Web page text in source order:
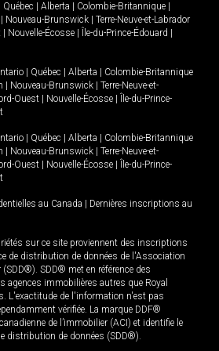
Québec Alberta Colombie-Britannique
Nouveau-Brunswick
Terre-Neuve-et-Labrador
Nouvelle-Écosse Île-du-Prince-Édouard
Québec Alberta
Colombie-Britannique
Nouveau-Brunswick
Terre-Neuve-et-
Ouest Nouvelle-Écosse
Île-du-Prince-
Québec Alberta
Colombie-Britannique
Nouveau-Brunswick
Terre-Neuve-et-
Ouest Nouvelle-Écosse
Île-du-Prince-
au Canada
Dernières inscriptions au
sur ce site proviennent des inscriptions
de distribution de données de l'Association
SDD® met en référence des
agences immobilières autres que Royal
L'exactitude de l'information n'est pas
vérifiée. La marque DDF®
de l’immobilier (ACI) et identifie le
distribution de données (SDD®).